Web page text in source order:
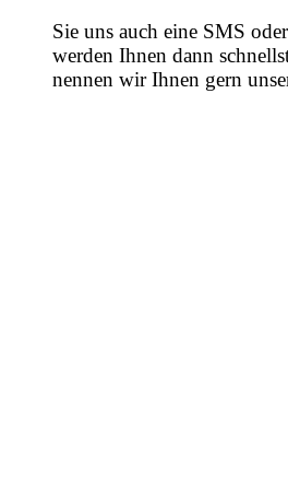
Sie uns auch eine SMS
werden Ihnen dann
nennen wir Ihnen gern